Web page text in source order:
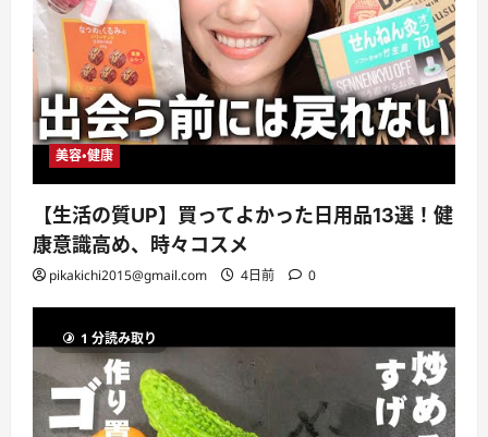
美容・健康
【生活の質UP】買ってよかった日用品13選！健
康意識高め、時々コスメ
pikakichi2015@gmail.com 4日前 0
1 分読み取り